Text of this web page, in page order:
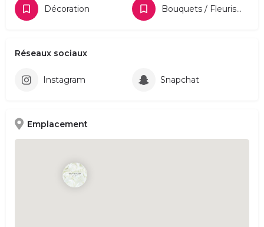
Décoration Bouquets / Fleuriste
Réseaux sociaux
Instagram Snapchat
Emplacement